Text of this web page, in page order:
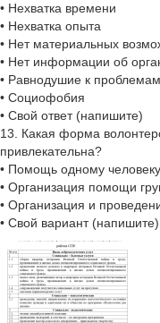
• Нехватка времени
• Нехватка опыта
• Нет материальных
• Нет информации об
• Равнодушие к
• Социофобия
• Свой ответ (напишите)
13. Какая форма
привлекательна?
• Помощь одному человеку
• Организация помощи
• Организация и
• Свой вариант (напишите)